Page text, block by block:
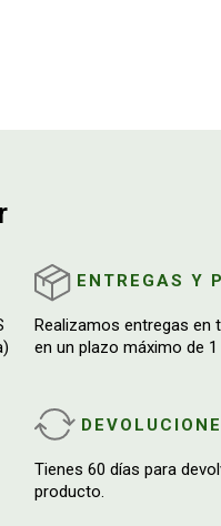
ENTREGAS Y
Realizamos entregas en
en un plazo máximo de 1
Tienes 60 días para
producto.